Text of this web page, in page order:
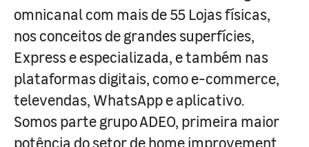
omnicanal com mais de 55 Lojas físicas,
nos conceitos de grandes superfícies,
Express e especializada, e também nas
plataformas digitais, como e-commerce,
televendas, WhatsApp e aplicativo.
Somos parte grupo ADEO, primeira maior
potência do setor de home improvement